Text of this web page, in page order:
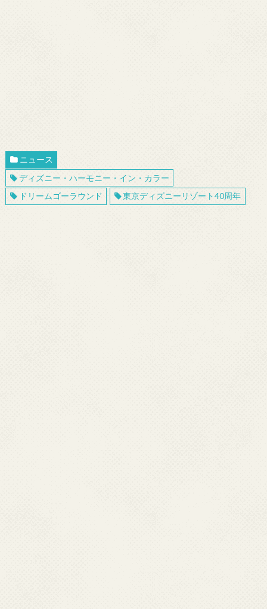
ニュース
ディズニー・ハーモニー・イン・カラー
ドリームゴーラウンド
東京ディズニーリゾート40周年